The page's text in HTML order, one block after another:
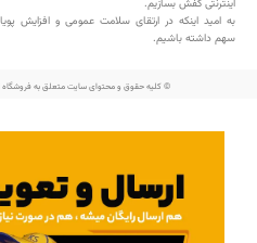
اینترنتی کفش بسازیم.
به امید اینکه در ارتقای سلامت عمومی و افزایش
سهم داشته باشیم.
© کلیه حقوق و محتوای سایت متعلق به فروشگاه اینترنتی